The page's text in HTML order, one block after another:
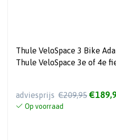
Thule VeloSpace 3 Bike
Thule VeloSpace 3e of 4e
adviesprijs €209,95
Op voorraad